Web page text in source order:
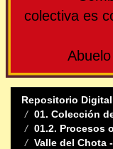
colectiva es
Repositorio
01. Colección
01.2. Procesos
Valle del Chota